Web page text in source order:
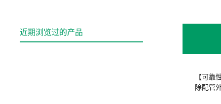
【可靠
除配管
近期浏览过的产品